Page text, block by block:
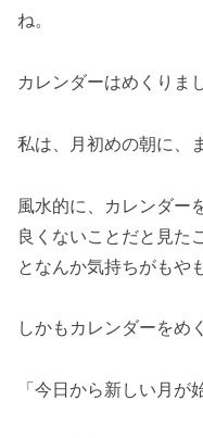
ね。
カレンダーはめくりま
私は、月初めの朝に、
風水的に、カレンダー
良くないことだと見た
となんか気持ちがもや
しかもカレンダーをめ
「今日から新しい月が